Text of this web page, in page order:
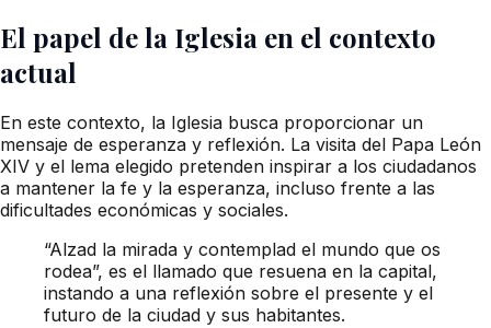
El papel de la Iglesia en el contexto
actual
En este contexto, la Iglesia busca proporcionar un
mensaje de esperanza y reflexión. La visita del Papa León
XIV y el lema elegido pretenden inspirar a los ciudadanos
a mantener la fe y la esperanza, incluso frente a las
dificultades económicas y sociales.
“Alzad la mirada y contemplad el mundo que os
rodea”, es el llamado que resuena en la capital,
instando a una reflexión sobre el presente y el
futuro de la ciudad y sus habitantes.